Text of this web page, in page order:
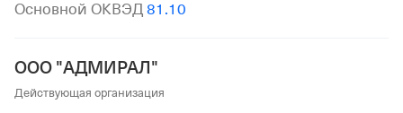
Основной ОКВЭД 81.10
ООО "АДМИРАЛ"
Действующая организация